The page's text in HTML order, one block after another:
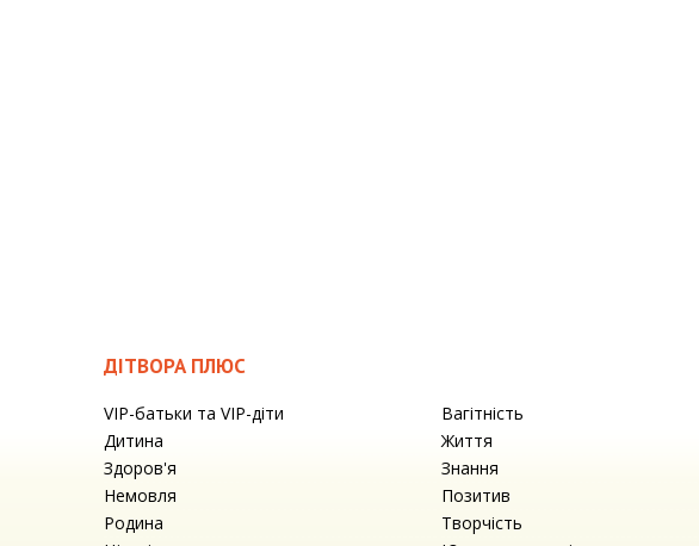
ДІТВОРА ПЛЮС
VIP-батьки та VIP-діти
Вагітність
Дитина
Життя
Здоров'я
Знання
Немовля
Позитив
Родина
Творчість